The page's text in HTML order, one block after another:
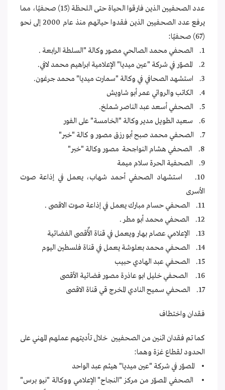
عدد الصحفيين الذين فارقوا الحياة حتى اللحظة (15) صحفيًا، مما
يرفع عدد الصحفيين الذين فقدوا حياتهم منذ عام 2000 إلى نحو
(67) صحفيًا:
1. الصحفي محمد الصالحي مصور وكالة "السلطة الرابعة .
2. المصوّر في شركة "عين ميديا" الإعلامية ابراهيم محمد لافي.
3. استشهد الصحافي في وكالة "سمارت ميديا" محمد جرغون.
4. الكاتب والروائي عمر أبو شاويش
5. الصحفي أسعد عبد الناصر شملخ.
6. سعيد الطويل مدير وكالة "الخامسة" على الفور
7. الصحفي محمد صبح أبو رزق مصور و كالة "خبر"
8. الصحفي هشام النواجحة مصور وكالة "خبر"
9. الصحفية الحرة سلام ميمة
10. استشهاد الصحفي أحمد شهاب، يعمل في إذاعة صوت
الأسرى
11. الصحفي حسام مبارك يعمل في إذاعة صوت الاقصى .
12. الصحفي محمد أبو مطر .
13. الإعلامي عصام بهار ويعمل في قناة الأٌقصى الفضائية
14. الصحفي محمد بعلوشة يعمل في قناة فلسطين اليوم
15. الصحفي عبد الهادي حبيب
16. الصحفي خليل ابو عاذرة مصور فضائية الأقصى
17. الصحفي سميح النادي المخرج قي قناة الاقصى
فقدان واختطاف
كما تم فقدان اثنين من الصحفيين خلال تأديتهم عملهم المهني على
الحدود لقطاع غزة وهما:
• المصوّر في شركة "عين ميديا" هيثم عبد الواحد
• الصحفي المصوّر من مركز "النجاح" الإعلامي ووكالة "نيو برس"